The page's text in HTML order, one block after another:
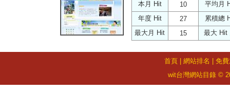
本月 Hit
10
平均月
年度 Hit
27
累積總
最大月 Hit
15 最大 Hit
首頁| 網站排名
免
wit台灣網站目錄 ©